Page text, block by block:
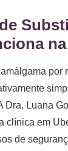
por
Dra. Luana
clínica em
de